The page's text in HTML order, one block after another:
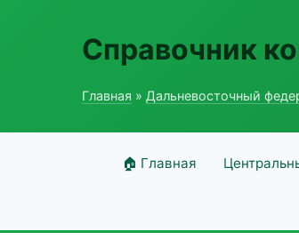
Справочник
Главная » Дальневосточный
🏠 Главная